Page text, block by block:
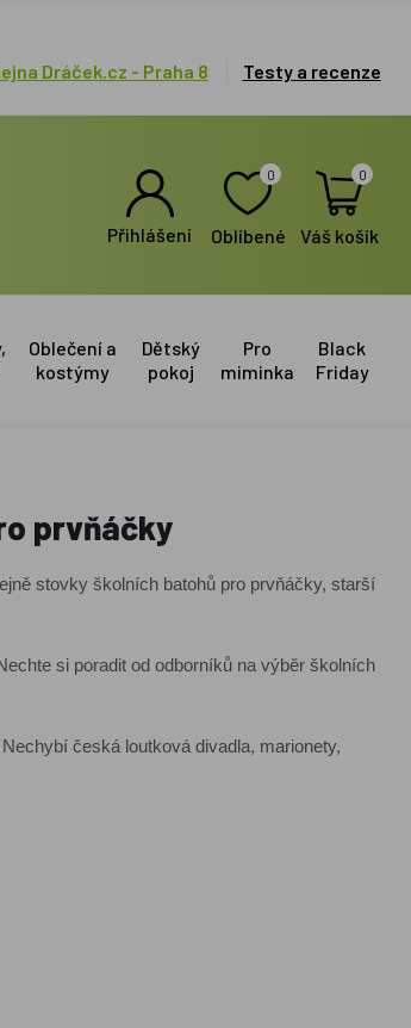
Dráček.cz - Praha 8 Testy a recenze
Přihlášení
0
Oblíbené
0
Váš košík
Oblečení a
kostýmy
Dětský
pokoj
Pro
miminka
Black
Friday
prvňáčky
stovky školních batohů pro prvňáčky, starší
si poradit od odborníků na výběr školních
česká loutková divadla, marionety,